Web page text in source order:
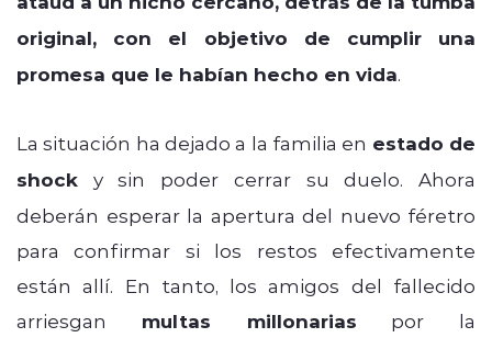
original, con el objetivo de cumplir una
promesa que le habían hecho en vida.
La situación ha dejado a la familia en estado de
shock y sin poder cerrar su duelo. Ahora
deberán esperar la apertura del nuevo féretro
para confirmar si los restos efectivamente
están allí. En tanto, los amigos del fallecido
arriesgan multas millonarias por la